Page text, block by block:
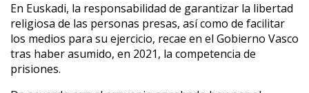
En Euskadi, la responsabilidad de garantizar la libertad
religiosa de las personas presas, así como de facilitar
los medios para su ejercicio, recae en el Gobierno Vasco
tras haber asumido, en 2021, la competencia de
prisiones.